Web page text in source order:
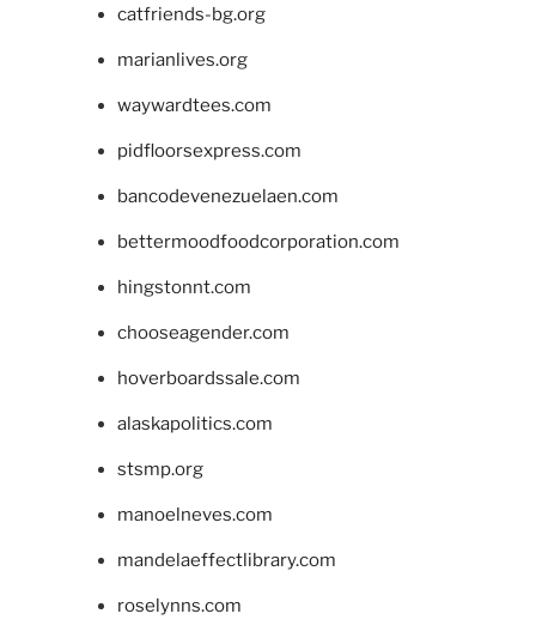
catfriends-bg.org
marianlives.org
waywardtees.com
pidfloorsexpress.com
bancodevenezuelaen.com
bettermoodfoodcorporation.com
hingstonnt.com
chooseagender.com
hoverboardssale.com
alaskapolitics.com
stsmp.org
manoelneves.com
mandelaeffectlibrary.com
roselynns.com